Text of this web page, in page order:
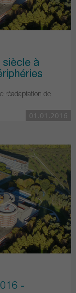
siècle à
réadaptation de
01.01.2016
-